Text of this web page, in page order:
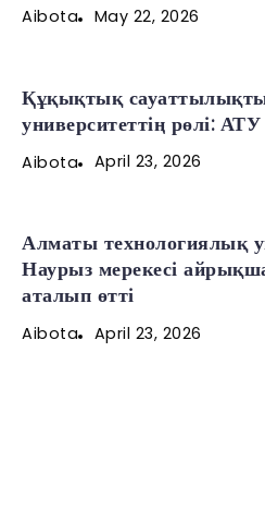
Aibota May 22, 2026
Құқықтық
университеттің рөлі: АТУ
Aibota April 23, 2026
Алматы технологиялық
Наурыз мерекесі
аталып өтті
Aibota April 23, 2026